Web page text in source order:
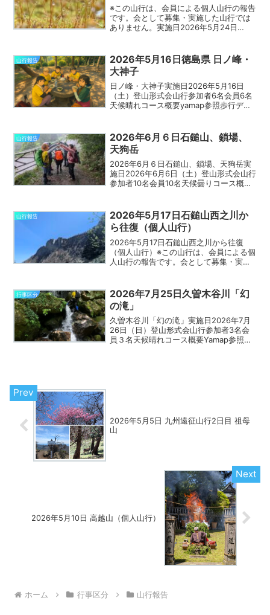
※この山行は、会員による個人山行の報告
です。会として募集・実施した山行では
ありません。実施日2026年5月24日
8:18〜8:19土小屋白石ロッジスタート
9:02〜...
山行報告
2026年5月16日徳島県 日ノ峰・
大神子
日ノ峰・大神子実施日2026年5月16日
（土）登山形式会山行参加者6名会員6名
天候晴れコース概要yamap参照歩行デー
初心者向け山行コメント※山行コメント
は...
山行報告
2026年6月６日石鎚山、鎖場、
天狗岳
2026年6月６日石鎚山、鎖場、天狗岳実
施日2026年6月6日（土）登山形式会山行
参加者10名会員10名天候曇りコース概要
参照難易度の目安：健脚向け山行...
山行報告
2026年5月17日石鎚山西之川か
ら往復（個人山行）
2026年5月17日石鎚山西之川から往復
（個人山行）※この山行は、会員による個
人山行の報告です。会として募集・実施
名会員1名、他4名天候晴れコース概要
Yamap...
行事区分
2026年7月25日久曽木谷川「幻
の滝」
久曽木谷川「幻の滝」実施日2026年7月
26日（日）登山形式会山行参加者3名会
員３名天候晴れコース概要Yamap参照歩
2026年5月5日 九州遠征山行2日目 祖母
山
2026年5月10日 高越山（個人山行）
ホーム 行事区分 山行報告